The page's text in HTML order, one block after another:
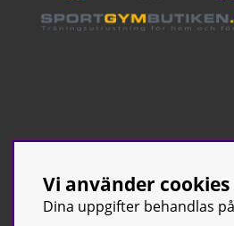
Vi använder cookies
Dina uppgifter behandlas